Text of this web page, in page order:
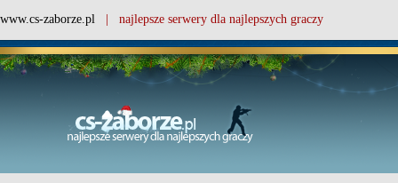
www.cs-zaborze.pl | najlepsze serwery dla najlepszych graczy